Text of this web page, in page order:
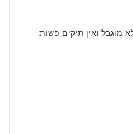
מוגבל ואין תיקים פשות